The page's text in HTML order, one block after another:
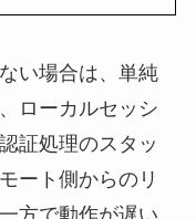
い場合は、単純
ローカルセッシ
証処理のスタッ
ート側からのリ